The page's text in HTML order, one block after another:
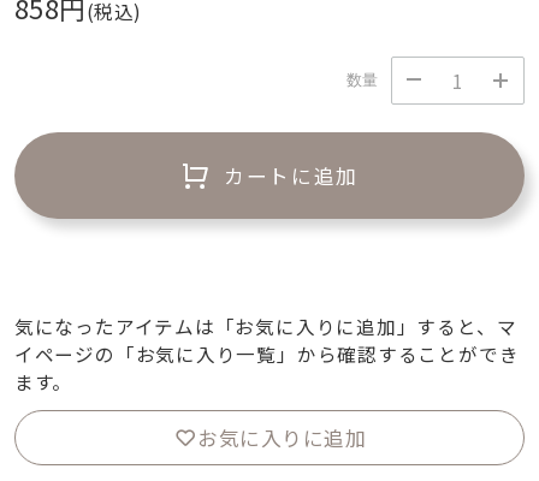
(税込)
数量
カートに追加
気になったアイテムは「お気に入りに追加」すると、マ
イページの「お気に入り一覧」から確認することができ
ます。
お気に入りに追加